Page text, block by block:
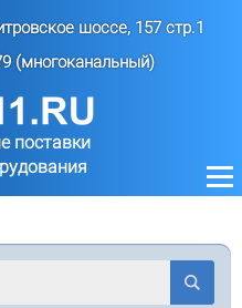
шоссе, 157 стр.1
(многоканальный)
поставки